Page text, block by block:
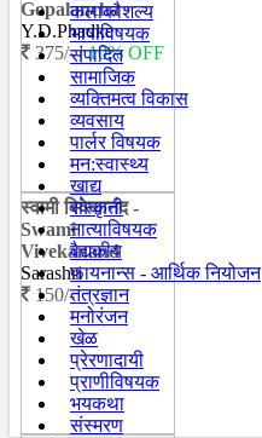
Gopalancha
Y.D.Phadke
375/-| 10% OFF
स्वामी विवेकानंद -
Swami
Vivekanand
Sarashri
150/-
कलाकौशल्य
भाषाविषयक
संपादित
सामाजिक
व्यक्तिमत्व विकास
व्यवसाय
पार्लर विषयक
मन:स्वास्थ्य
खाद्य
संस्कृती
नात्याविषयक
वैद्यकीय
फायनान्स - आर्थिक नियोजन
तंत्रज्ञान
मनोरंजन
खेळ
प्रेरणादायी
प्राणीविषयक
भयकथा
संस्मरण